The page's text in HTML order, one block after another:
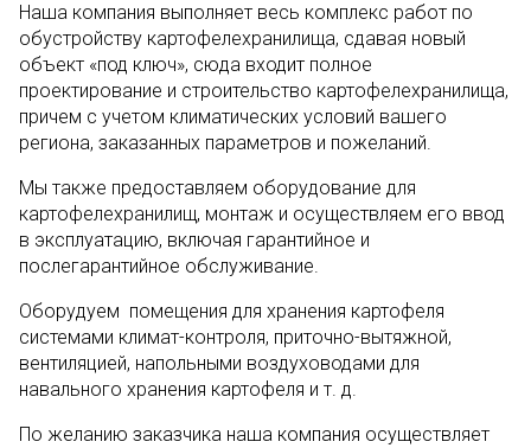
Наша компания выполняет весь комплекс работ по
обустройству картофелехранилища, сдавая новый
объект «под ключ», сюда входит полное
проектирование и строительство картофелехранилища,
причем с учетом климатических условий вашего
региона, заказанных параметров и пожеланий.
Мы также предоставляем оборудование для
картофелехранилищ, монтаж и осуществляем его ввод
в эксплуатацию, включая гарантийное и
послегарантийное обслуживание.
Оборудуем помещения для хранения картофеля
системами климат-контроля, приточно-вытяжной,
вентиляцией, напольными воздуховодами для
навального хранения картофеля и т. д.
По желанию заказчика наша компания осуществляет